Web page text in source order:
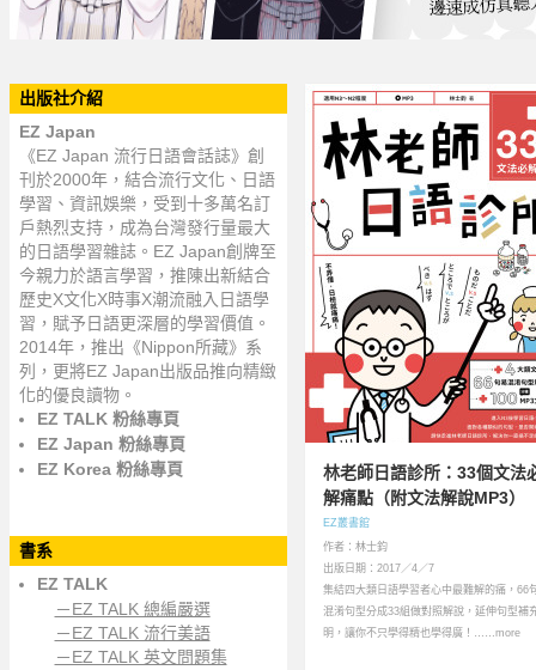
出版社介紹
EZ Japan
《EZ Japan 流行日語會話誌》創
刊於2000年，結合流行文化、日語
學習、資訊娛樂，受到十多萬名訂
戶熱烈支持，成為台灣發行量最大
的日語學習雜誌。EZ Japan創牌至
今親力於語言學習，推陳出新結合
歷史X文化X時事X潮流融入日語學
習，賦予日語更深層的學習價值。
2014年，推出《Nippon所藏》系
列，更將EZ Japan出版品推向精緻
化的優良讀物。
EZ TALK 粉絲專頁
EZ Japan 粉絲專頁
EZ Korea 粉絲專頁
書系
EZ TALK
－EZ TALK 總編嚴選
－EZ TALK 流行美語
－EZ TALK 英文問題集
林老師日語診所：33個文法
解痛點（附文法解說MP3）
EZ叢書館
作者：林士鈞
出版日期：2017／4／7
集結四大類日語學習者心中最難解的痛，66
混淆句型分成33組做對照解說，延伸句型補
明，讓你不只學得精也學得廣！……more